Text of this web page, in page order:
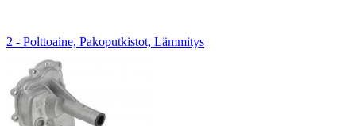
2 - Polttoaine, Pakoputkistot, Lämmitys